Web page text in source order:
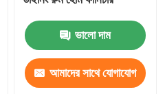
ভালো দাম
আমাদের সাথে যোগাযোগ